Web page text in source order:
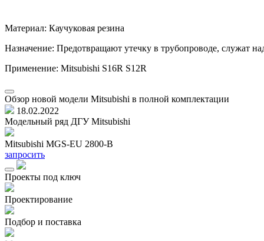
Материал: Каучуковая резина
Назначение: Предотвращают утечку в трубопроводе, служат
Применение: Mitsubishi S16R S12R
Обзор новой модели Mitsubishi в полной комплектации
18.02.2022
Модельный ряд ДГУ Mitsubishi
Mitsubishi MGS-EU 2800-B
запросить
Проекты под ключ
Проектирование
Подбор и поставка